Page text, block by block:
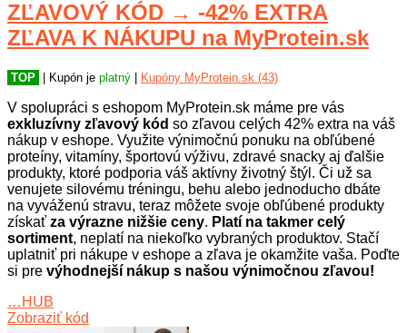
ZĽAVOVÝ KÓD → -42% EXTRA
ZĽAVA K NÁKUPU na MyProtein.sk
TOP | Kupón je platný Kupóny MyProtein.sk (43)
V spolupráci s eshopom MyProtein.sk máme pre vás
exkluzívny zľavový kód so zľavou celých 42% extra na váš
nákup v eshope. Využite výnimočnú ponuku na obľúbené
proteíny, vitamíny, športovú výživu, zdravé snacky aj ďalšie
produkty, ktoré podporia váš aktívny životný štýl. Či už sa
venujete silovému tréningu, behu alebo jednoducho dbáte
na vyváženú stravu, teraz môžete svoje obľúbené produkty
získať za výrazne nižšie ceny. Platí na takmer celý
sortiment, neplatí na niekoľko vybraných produktov. Stačí
uplatniť pri nákupe v eshope a zľava je okamžite vaša. Poďte
si pre výhodnejší nákup s našou výnimočnou zľavou!
…HUB
Zobraziť kód